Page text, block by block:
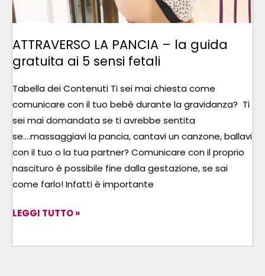
ATTRAVERSO LA PANCIA – la guida
gratuita ai 5 sensi fetali
Tabella dei Contenuti Ti sei mai chiesta come
comunicare con il tuo bebè durante la gravidanza? Ti
sei mai domandata se ti avrebbe sentita
se….massaggiavi la pancia, cantavi un canzone, ballavi
con il tuo o la tua partner? Comunicare con il proprio
nascituro è possibile fine dalla gestazione, se sai
come farlo! Infatti è importante
AI
5
SENSI
FETALI
LEGGI TUTTO »